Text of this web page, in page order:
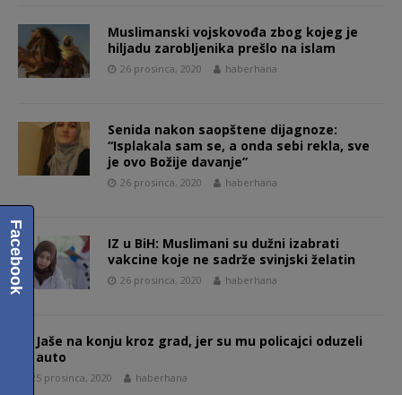
Muslimanski vojskovođa zbog kojeg je
hiljadu zarobljenika prešlo na islam
26 prosinca, 2020 haberhana
Senida nakon saopštene dijagnoze:
“Isplakala sam se, a onda sebi rekla, sve
je ovo Božije davanje”
26 prosinca, 2020 haberhana
IZ u BiH: Muslimani su dužni izabrati
vakcine koje ne sadrže svinjski želatin
26 prosinca, 2020 haberhana
Jaše na konju kroz grad, jer su mu policajci oduzeli
auto
25 prosinca, 2020 haberhana
Facebook